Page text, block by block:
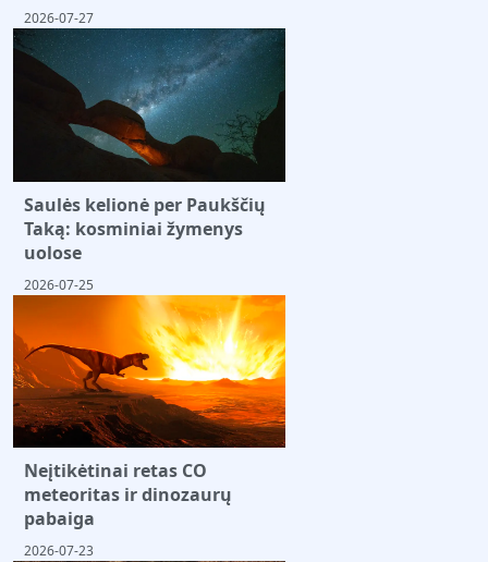
2026-07-27
Saulės kelionė per Paukščių
Taką: kosminiai žymenys
uolose
2026-07-25
Neįtikėtinai retas CO
meteoritas ir dinozaurų
pabaiga
2026-07-23